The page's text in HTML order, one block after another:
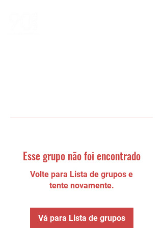
Esse grupo não foi encontrado
Volte para Lista de grupos e
tente novamente.
Vá para Lista de grupos